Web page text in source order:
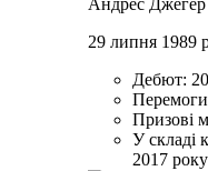
Андрес Джегер
29 липня 1989
Дебют:
Призові
У складі
2017 року